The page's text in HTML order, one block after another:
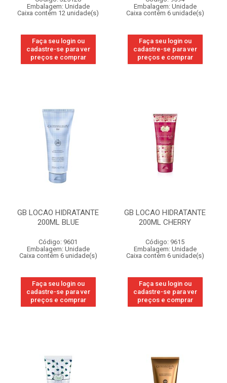
Embalagem: Unidade
Caixa contém 12 unidade(s)
Faça seu login ou
cadastre-se para ver
preços e comprar
Embalagem: Unidade
Caixa contém 6 unidade(s)
Faça seu login ou
cadastre-se para ver
preços e comprar
GB LOCAO HIDRATANTE
200ML BLUE
Código: 9601
Embalagem: Unidade
Caixa contém 6 unidade(s)
Faça seu login ou
cadastre-se para ver
preços e comprar
GB LOCAO HIDRATANTE
200ML CHERRY
Código: 9615
Embalagem: Unidade
Caixa contém 6 unidade(s)
Faça seu login ou
cadastre-se para ver
preços e comprar